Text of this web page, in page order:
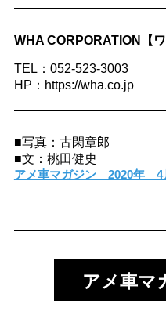
WHA CORPORATION【
TEL：052-523-3003
HP：https://wha.co.jp
■写真：古閑章郎
■文：桃田健史
アメ車マガジン 2020年 4
アメ車マ